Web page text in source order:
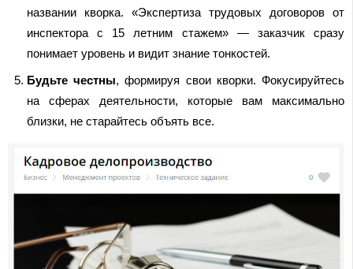
названии кворка. «Экспертиза трудовых договоров от
инспектора с 15 летним стажем» — заказчик сразу
понимает уровень и видит знание тонкостей.
Будьте честны, формируя свои кворки. Фокусируйтесь
на сферах деятельности, которые вам максимально
близки, не старайтесь объять все.